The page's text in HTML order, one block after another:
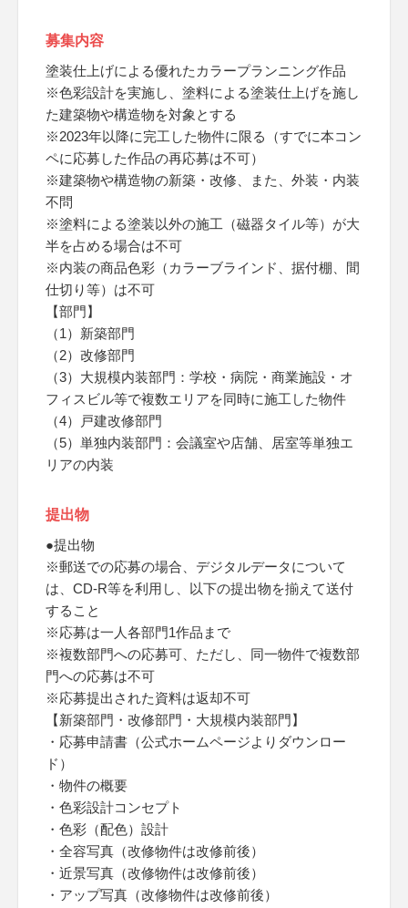
募集内容
塗装仕上げによる優れたカラープランニング作品
※色彩設計を実施し、塗料による塗装仕上げを施し
た建築物や構造物を対象とする
※2023年以降に完工した物件に限る（すでに本コン
ペに応募した作品の再応募は不可）
※建築物や構造物の新築・改修、また、外装・内装
不問
※塗料による塗装以外の施工（磁器タイル等）が大
半を占める場合は不可
※内装の商品色彩（カラーブラインド、据付棚、間
仕切り等）は不可
【部門】
（1）新築部門
（2）改修部門
（3）大規模内装部門：学校・病院・商業施設・オ
フィスビル等で複数エリアを同時に施工した物件
（4）戸建改修部門
（5）単独内装部門：会議室や店舗、居室等単独エ
リアの内装
提出物
●提出物
※郵送での応募の場合、デジタルデータについて
は、CD-R等を利用し、以下の提出物を揃えて送付
すること
※応募は一人各部門1作品まで
※複数部門への応募可、ただし、同一物件で複数部
門への応募は不可
※応募提出された資料は返却不可
【新築部門・改修部門・大規模内装部門】
・応募申請書（公式ホームページよりダウンロー
ド）
・物件の概要
・色彩設計コンセプト
・色彩（配色）設計
・全容写真（改修物件は改修前後）
・近景写真（改修物件は改修前後）
・アップ写真（改修物件は改修前後）